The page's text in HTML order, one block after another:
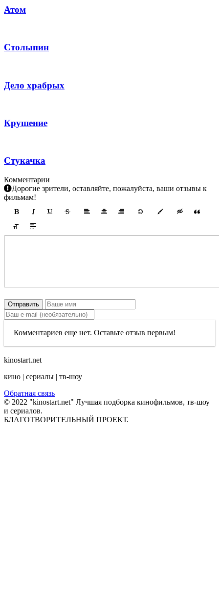
Атом
Столыпин
Дело храбрых
Крушение
Стукачка
Комментарии
Дорогие зрители, оставляйте, пожалуйста, ваши отзывы к
фильмам!
Отправить
Комментариев еще нет. Оставьте отзыв первым!
kinostart.net
кино | сериалы | тв-шоу
Обратная связь
© 2022 "kinostart.net" Лучшая подборка кинофильмов, тв-шоу
и сериалов.
БЛАГОТВОРИТЕЛЬНЫЙ ПРОЕКТ.